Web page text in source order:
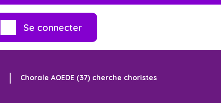
Se connecter
Chorale AOEDE (37) cherche choristes